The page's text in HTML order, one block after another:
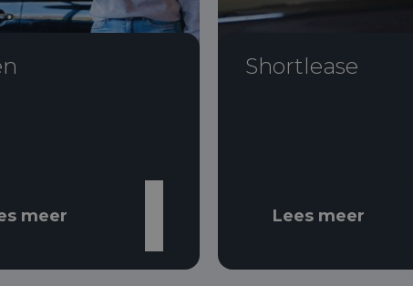
meer
Shortlease
Lees meer